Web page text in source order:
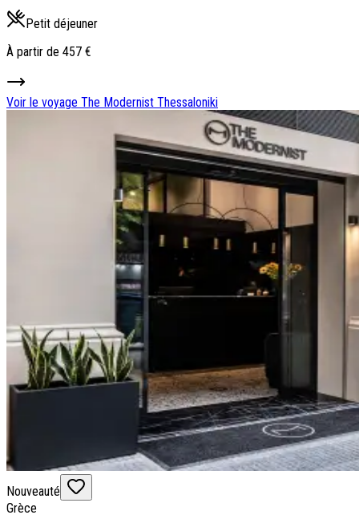
Petit déjeuner
À partir de 457 €
Voir le voyage The Modernist Thessaloniki
Nouveauté
Grèce